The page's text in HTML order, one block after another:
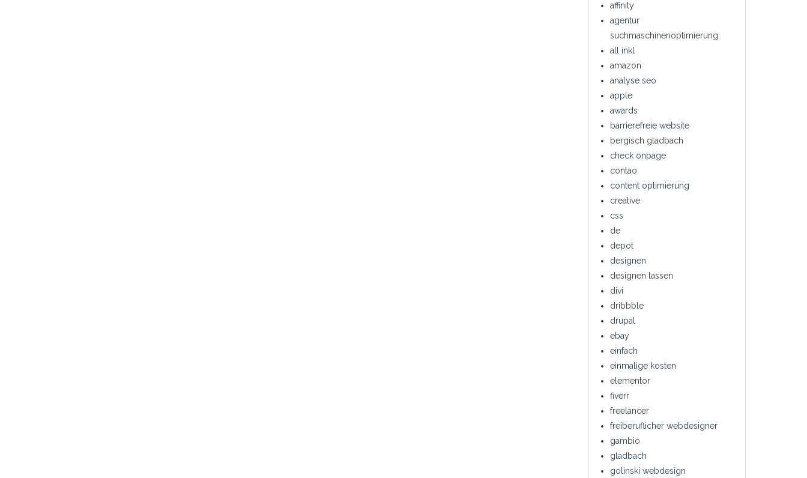
affinity
agentur
suchmaschinenoptimierung
all inkl
amazon
analyse seo
apple
awards
barrierefreie website
bergisch gladbach
check onpage
contao
content optimierung
creative
css
de
depot
designen
designen lassen
divi
dribbble
drupal
ebay
einfach
einmalige kosten
elementor
fiverr
freelancer
freiberuflicher webdesigner
gambio
gladbach
golinski webdesign